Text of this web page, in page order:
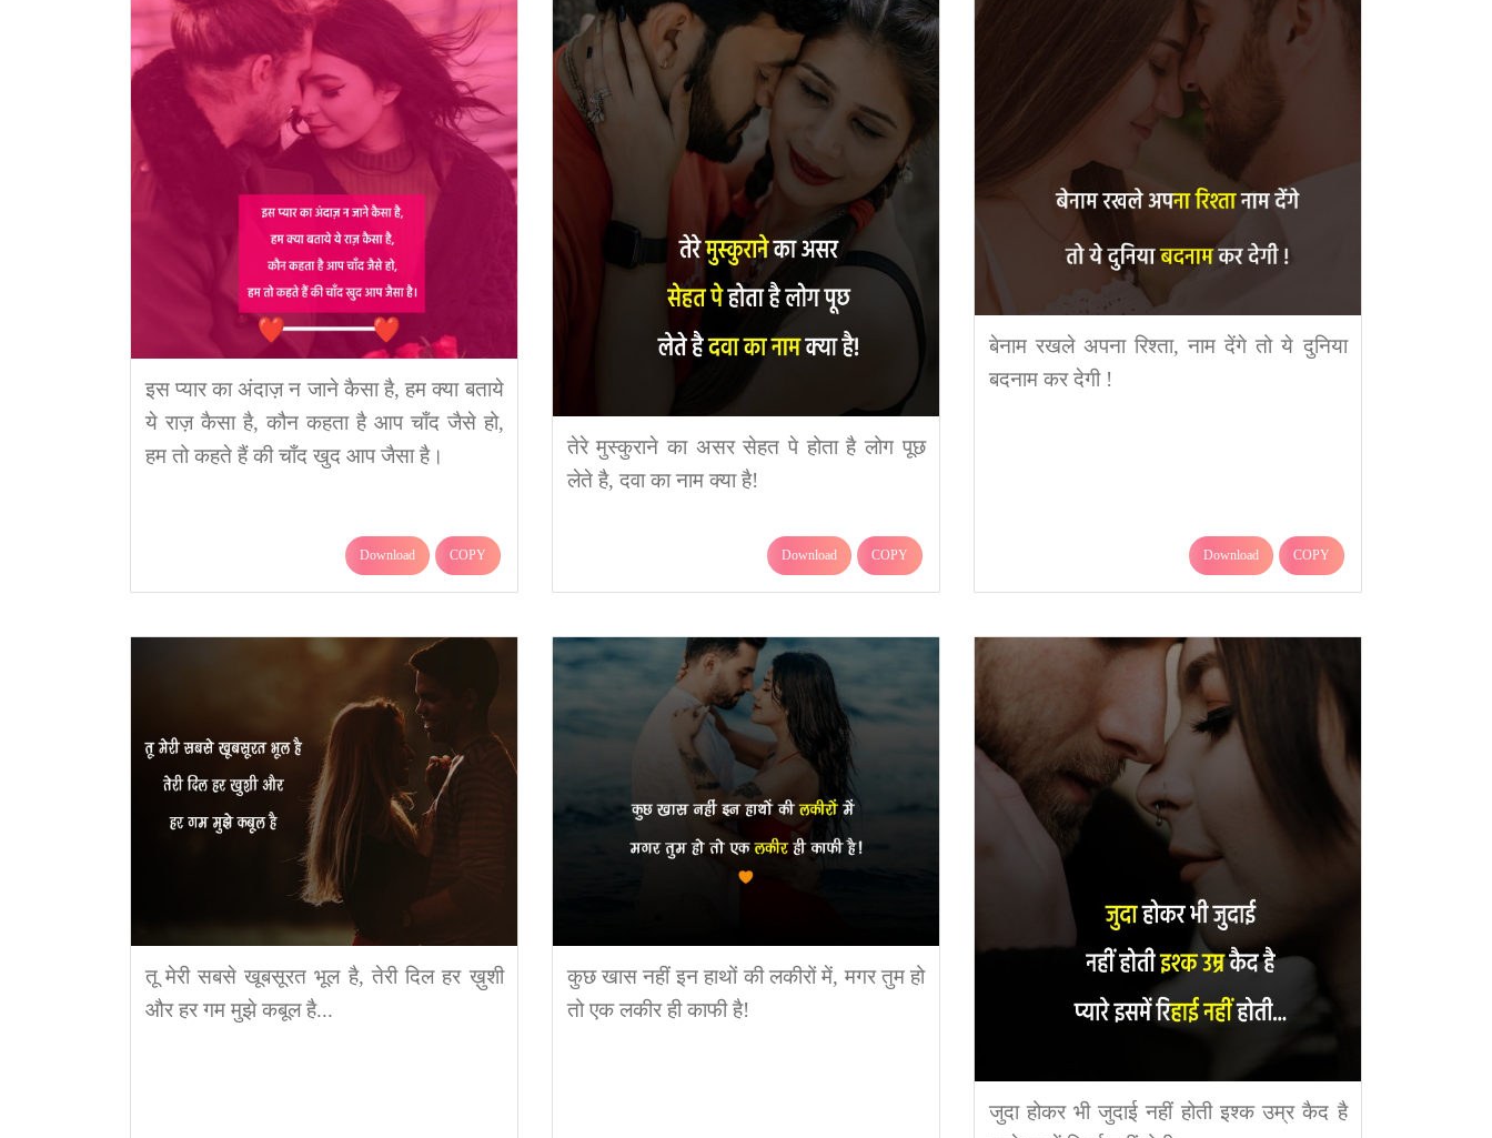
इस प्यार का अंदाज़ न जाने कैसा है, हम क्या बताये
ये राज़ कैसा है, कौन कहता है आप चाँद जैसे हो,
हम तो कहते हैं की चाँद खुद आप जैसा है।
Download COPY
तेरे मुस्कुराने का असर सेहत पे होता है लोग पूछ
लेते है, दवा का नाम क्या है!
Download COPY
बेनाम रखले अपना रिश्ता, नाम देंगे तो ये दुनिया
बदनाम कर देगी !
Download COPY
तू मेरी सबसे खूबसूरत भूल है, तेरी दिल हर ख़ुशी
और हर गम मुझे कबूल है...
कुछ खास नहीं इन हाथों की लकीरों में, मगर तुम हो
तो एक लकीर ही काफी है!
जुदा होकर भी जुदाई नहीं होती इश्क उम्र कैद है